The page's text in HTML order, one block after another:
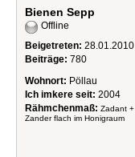
Bienen Sepp
Offline
Beigetreten: 28.01.2010
Beiträge: 780
Wohnort: Pöllau
Ich imkere seit: 2004
Rähmchenmaß: Zadant +
Zander flach im Honigraum